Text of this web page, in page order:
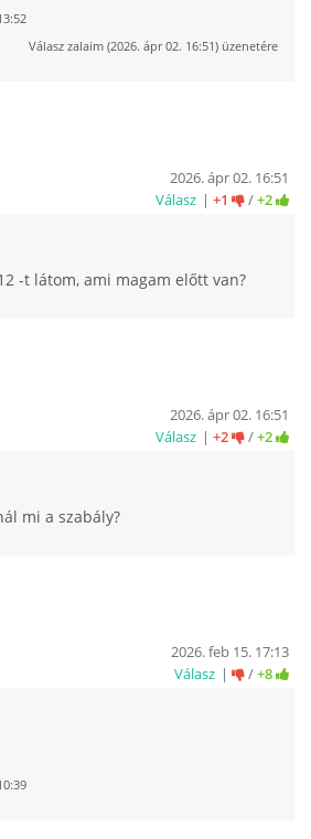
Válasz zalaim (2026. ápr 02. 16:51) üzenetére
2026. ápr 02. 16:51
Válasz
+1 /+2
-t látom, ami magam előtt van?
2026. ápr 02. 16:51
Válasz
+2 /+2
mi a szabály?
2026. feb 15. 17:13
Válasz
/+8